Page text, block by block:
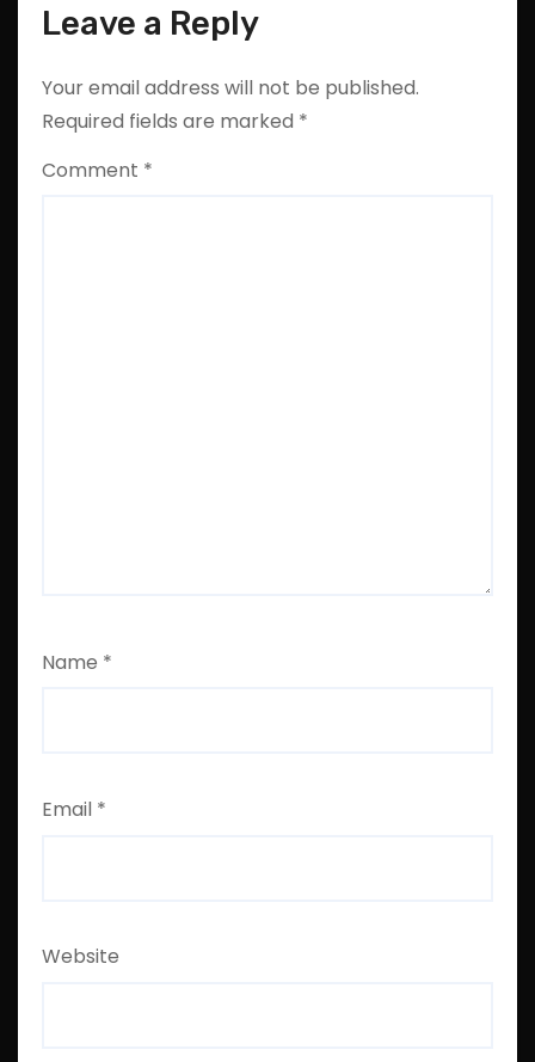
Leave a Reply
Your email address will not be published.
Required fields are marked *
Comment *
Name *
Email *
Website